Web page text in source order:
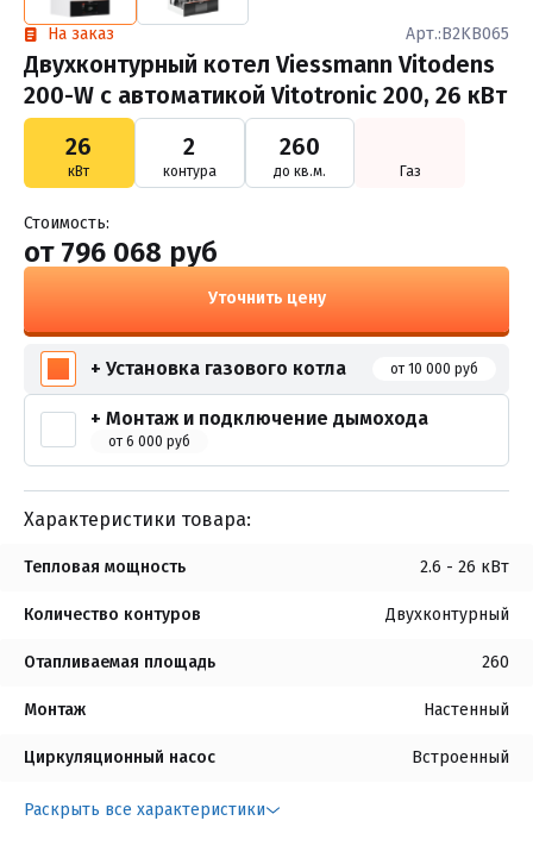
На заказ Арт.:B2KB065
Двухконтурный котел Viessmann Vitodens
200-W с автоматикой Vitotronic 200, 26 кВт
26
кВт
2
контура
260
до кв.м. Газ
Стоимость:
от 796 068 руб
Уточнить цену
+ Установка газового котла от 10 000 руб
+ Монтаж и подключение дымохода
от 6 000 руб
Характеристики товара:
Тепловая мощность 2.6 - 26 кВт
Количество контуров Двухконтурный
Отапливаемая площадь 260
Монтаж Настенный
Циркуляционный насос Встроенный
Раскрыть все характеристики